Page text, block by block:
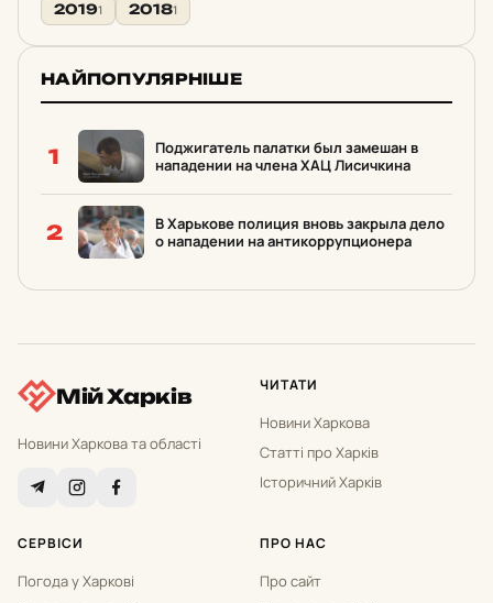
20191 20181
НАЙПОПУЛЯРНІШЕ
1
Поджигатель палатки был замешан в
нападении на члена ХАЦ Лисичкина
2
В Харькове полиция вновь закрыла дело
о нападении на антикоррупционера
Мій Харків
Новини Харкова та області
ЧИТАТИ
Новини Харкова
Статті про Харків
Історичний Харків
СЕРВІСИ
Погода у Харкові
ПРО НАС
Про сайт